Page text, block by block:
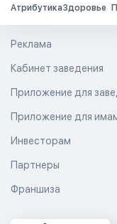
АтрибутикаЗдоровье
Реклама
Кабинет заведения
Приложение для
Приложение для
Инвесторам
Партнеры
Франшиза